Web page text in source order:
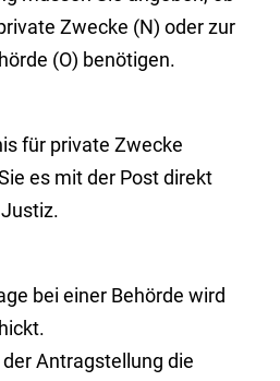
Zwecke (N) oder zur
(O) benötigen.
für private Zwecke
es mit der Post direkt
bei einer Behörde wird
Antragstellung die